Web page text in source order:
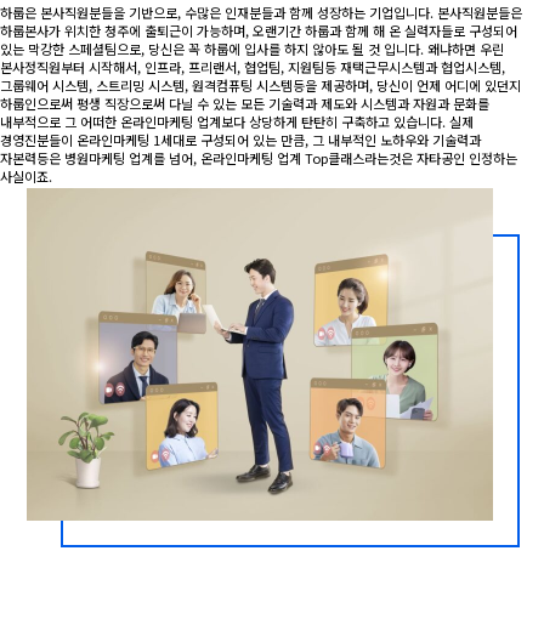
하룹은 본사직원분들을 기반으로, 수많은 인재분들과 함께 성장하는 기업입니다. 본사직원분들은
하룹본사가 위치한 청주에 출퇴근이 가능하며, 오랜기간 하룹과 함께 해 온 실력자들로 구성되어
있는 막강한 스페셜팀으로, 당신은 꼭 하룹에 입사를 하지 않아도 될 것 입니다. 왜냐하면 우린
본사정직원부터 시작해서, 인프라, 프리랜서, 협업팀, 지원팀등 재택근무시스템과 협업시스템,
그룹웨어 시스템, 스트리밍 시스템, 원격컴퓨팅 시스템등을 제공하며, 당신이 언제 어디에 있던지
하룹인으로써 평생 직장으로써 다닐 수 있는 모든 기술력과 제도와 시스템과 자원과 문화를
내부적으로 그 어떠한 온라인마케팅 업계보다 상당하게 탄탄히 구축하고 있습니다. 실제
경영진분들이 온라인마케팅 1세대로 구성되어 있는 만큼, 그 내부적인 노하우와 기술력과
자본력등은 병원마케팅 업계를 넘어, 온라인마케팅 업계 Top클래스라는것은 자타공인 인정하는
사실이죠.